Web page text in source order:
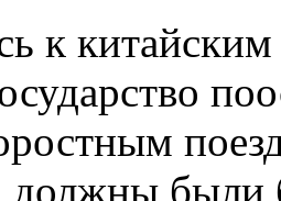
к китайским
должны были